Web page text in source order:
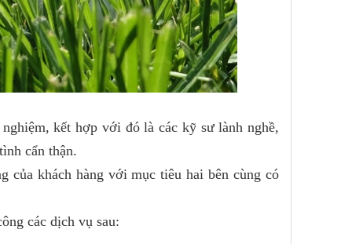
kết hợp với đó là các kỹ sư lành nghề,
cẩn thận.
khách hàng với mục tiêu hai bên cùng có
các dịch vụ sau: